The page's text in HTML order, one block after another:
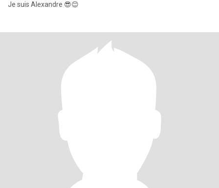
Je suis Alexandre 😎😊